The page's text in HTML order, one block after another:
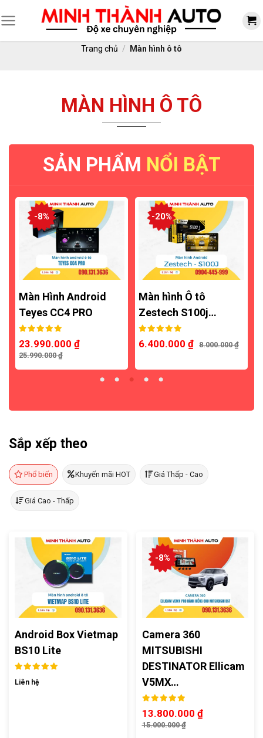
to
Trang chủ / Màn hình ô tô
MÀN HÌNH Ô TÔ
SẢN PHẨM NỔI BẬT
-8%
Màn Hình Android
Teyes CC4 PRO
23.990.000 ₫
25.990.000₫
-20%
Màn hình Ô tô
Zestech S100j…
6.400.000 ₫ 8.000.000₫
Sắp xếp theo
Phổ biến Khuyến mãi HOT Giá Thấp - Cao
Giá Cao - Thấp
Android Box Vietmap
BS10 Lite
Liên hệ
-8%
Camera 360
MITSUBISHI
DESTINATOR Ellicam
V5MX…
13.800.000 ₫
15.000.000₫